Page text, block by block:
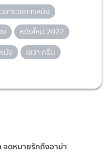
สารวงการหนัง
หนังใหม่ 2022
นัง เอวา กรีน
จดหมายรักถึงอาม่า